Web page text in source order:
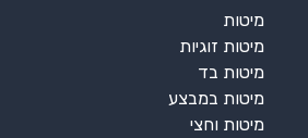
מיטות
מיטות זוגיות
מיטות בד
מיטות במבצע
מיטות וחצי